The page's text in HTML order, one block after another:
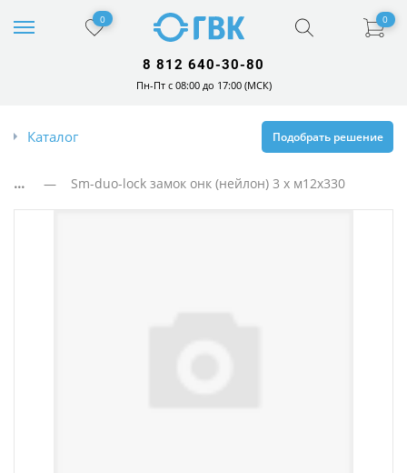
0 0
8 812 640-30-80
Пн-Пт с 08:00 до 17:00 (МСК)
Каталог Подобрать решение
... — Sm-duo-lock замок онк (нейлон) 3 x м12x330